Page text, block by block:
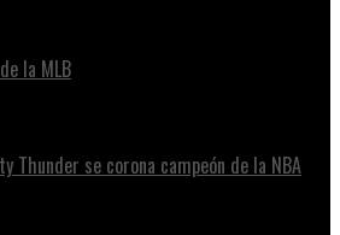
la MLB
Thunder se corona campeón de la NBA